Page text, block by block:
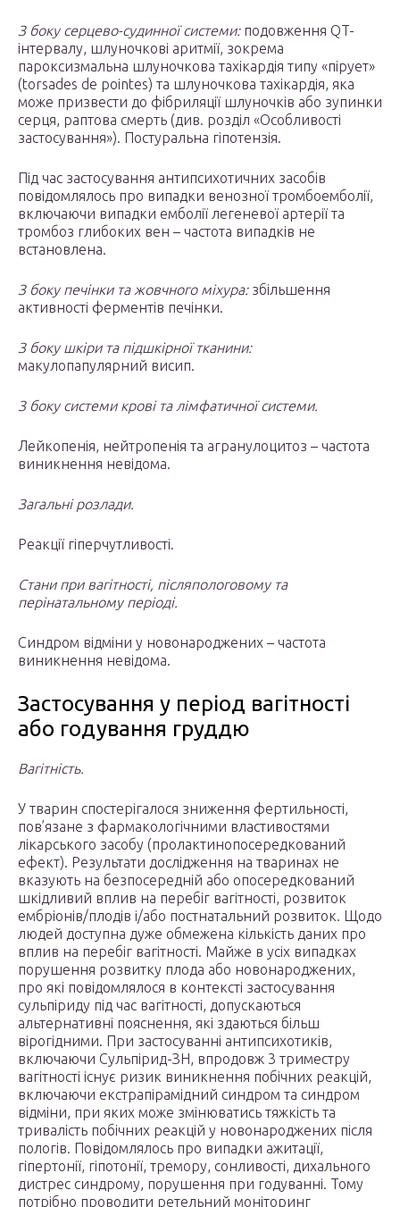
З боку серцево-судинної системи:подовження QT-
інтервалу, шлуночкові аритмії, зокрема
пароксизмальна шлуночкова тахікардія типу «пірует»
(torsades de pointes) та шлуночкова тахікардія, яка
може призвести до фібриляції шлуночків або зупинки
серця, раптова смерть (див. розділ «Особливості
застосування»). Постуральна гіпотензія.
Під час застосування антипсихотичних засобів
повідомлялось про випадки венозної тромбоемболії,
включаючи випадки емболії легеневої артерії та
тромбоз глибоких вен – частота випадків не
встановлена.
З боку печінки та жовчного міхура:збільшення
активності ферментів печінки.
З боку шкіри та підшкірної тканини:
макулопапулярний висип.
З боку системи крові та лімфатичної системи.
Лейкопенія, нейтропенія та агранулоцитоз – частота
виникнення невідома.
Загальні розлади.
Реакції гіперчутливості.
Стани при вагітності, післяпологовому та
перінатальному періоді.
Синдром відміни у новонароджених – частота
виникнення невідома.
Застосування у період вагітності
або годування груддю
Вагітність.
У тварин спостерігалося зниження фертильності,
пов’язане з фармакологічними властивостями
лікарського засобу (пролактинопосередкований
ефект). Результати дослідження на тваринах не
вказують на безпосередній або опосередкований
шкідливий вплив на перебіг вагітності, розвиток
ембріонів/плодів і/або постнатальний розвиток. Щодо
людей доступна дуже обмежена кількість даних про
вплив на перебіг вагітності. Майже в усіх випадках
порушення розвитку плода або новонароджених,
про які повідомлялося в контексті застосування
сульпіриду під час вагітності, допускаються
альтернативні пояснення, які здаються більш
вірогідними. При застосуванні антипсихотиків,
включаючи Сульпірид-ЗН, впродовж 3 триместру
вагітності існує ризик виникнення побічних реакцій,
включаючи екстрапірамідний синдром та синдром
відміни, при яких може змінюватись тяжкість та
тривалість побічних реакцій у новонароджених після
пологів. Повідомлялось про випадки ажитації,
гіпертонії, гіпотонії, тремору, сонливості, дихального
дистрес синдрому, порушення при годуванні. Тому
потрібно проводити ретельний моніторинг